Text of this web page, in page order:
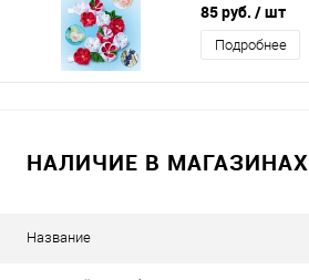
85 руб. / шт
Подробнее
НАЛИЧИЕ В МАГАЗИНАХ
Название